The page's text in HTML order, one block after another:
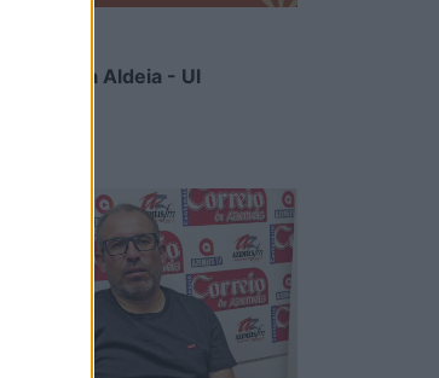
Há Festa na Aldeia - Ul